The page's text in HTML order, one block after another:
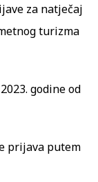
za natječaj
turizma
godine od
prijava putem